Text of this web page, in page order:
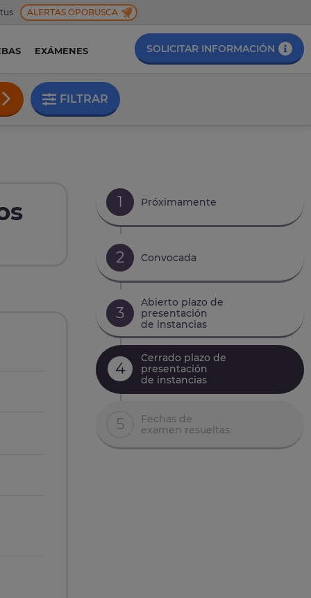
ALERTAS OPOBUSCA
EXÁMENES SOLICITAR INFORMACIÓN
FILTRAR
1 Próximamente
2 Convocada
3
Abierto plazo de
presentación
de instancias
4
Cerrado plazo de
presentación
de instancias
5
Fechas de
examen resueltas